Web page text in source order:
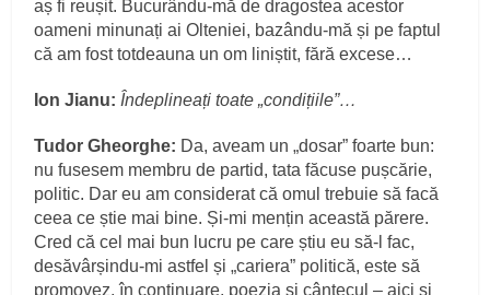
aș fi reușit. Bucurându-mă de dragostea acestor
oameni minunați ai Olteniei, bazându-mă și pe faptul
că am fost totdeauna un om liniștit, fără excese…
Ion Jianu: Îndeplineați toate „condițiile”…
Tudor Gheorghe: Da, aveam un „dosar” foarte bun:
nu fusesem membru de partid, tata făcuse pușcărie,
politic. Dar eu am considerat că omul trebuie să facă
ceea ce știe mai bine. Și-mi mențin această părere.
Cred că cel mai bun lucru pe care știu eu să-l fac,
desăvârșindu-mi astfel și „cariera” politică, este să
promovez, în continuare, poezia și cântecul – aici și